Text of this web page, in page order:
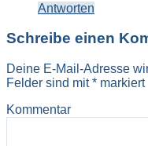
Antworten
Schreibe einen
Deine E-Mail-Adresse
Felder sind mit* markiert
Kommentar